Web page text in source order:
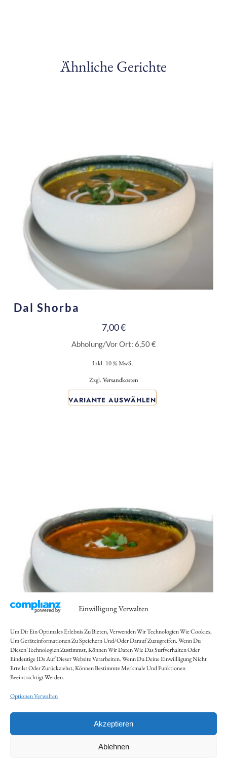
Einwilligung Verwalten
Um Dir Ein Optimales Erlebnis Zu Bieten, Verwenden Wir Technologien Wie Cookies,
Um Geräteinformationen Zu Speichern Und/oder Darauf Zuzugreifen. Wenn Du
Diesen Technologien Zustimmst, Können Wir Daten Wie Das Surfverhalten Oder
Eindeutige IDs Auf Dieser Website Verarbeiten. Wenn Du Deine Einwillligung Nicht
Erteilst Oder Zurückziehst, Können Bestimmte Merkmale Und Funktionen
Beeinträchtigt Werden.
Optionen Verwalten
Akzeptieren
Ablehnen
Ähnliche Gerichte
Dal Shorba
7,00€
Abholung/Vor Ort: 6,50€
Inkl. 10 % MwSt.
Zzgl. Versandkosten
VARIANTE AUSWÄHLEN
Tomato Shorba
Inkl. 10 % MwSt.
VARIANTE AUSWÄHLEN